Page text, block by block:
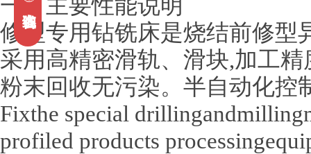
一、主要性能说明
修型专用钻铣床是烧结前修型
采用高精密滑轨、滑块,加工
粉末回收无污染。半自动化控
Fixthe special
profiled products